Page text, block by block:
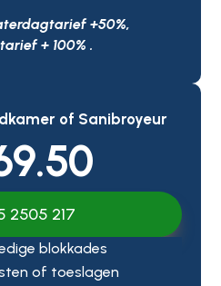
+50%,
+ 100% .
of Sanibroyeur
2505 217
blokkades
of toeslagen